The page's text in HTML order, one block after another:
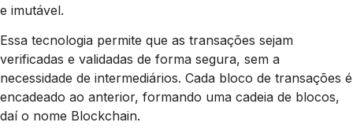
e imutável.
Essa tecnologia permite que as transações sejam
verificadas e validadas de forma segura, sem a
necessidade de intermediários. Cada bloco de transações é
encadeado ao anterior, formando uma cadeia de blocos,
daí o nome Blockchain.